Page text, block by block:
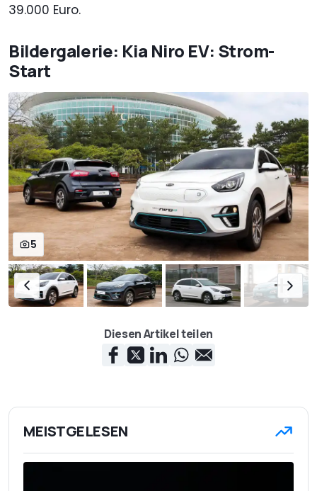
39.000 Euro.
Bildergalerie: Kia Niro EV: Strom-
Start
5
Diesen Artikel teilen
MEISTGELESEN